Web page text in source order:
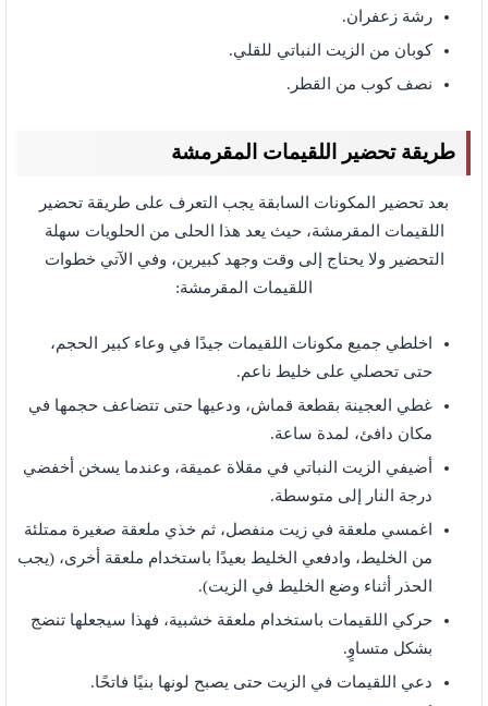
رشة زعفران.
كوبان من الزيت النباتي للقلي.
نصف كوب من القطر.
طريقة تحضير اللقيمات المقرمشة
بعد تحضير المكونات السابقة يجب التعرف على طريقة تحضير
اللقيمات المقرمشة، حيث يعد هذا الحلى من الحلويات سهلة
التحضير ولا يحتاج إلى وقت وجهد كبيرين، وفي الآتي خطوات
اللقيمات المقرمشة:
اخلطي جميع مكونات اللقيمات جيدًا في وعاء كبير الحجم،
حتى تحصلي على خليط ناعم.
غطي العجينة بقطعة قماش، ودعيها حتى تتضاعف حجمها في
مكان دافئ، لمدة ساعة.
أضيفي الزيت النباتي في مقلاة عميقة، وعندما يسخن أخفضي
درجة النار إلى متوسطة.
اغمسي ملعقة في زيت منفصل، ثم خذي ملعقة صغيرة ممتلئة
من الخليط، وادفعي الخليط بعيدًا باستخدام ملعقة أخرى، (يجب
الحذر أثناء وضع الخليط في الزيت).
حركي اللقيمات باستخدام ملعقة خشبية، فهذا سيجعلها تنضج
بشكل متساوٍ.
دعي اللقيمات في الزيت حتى يصبح لونها بنيًا فاتحًا.